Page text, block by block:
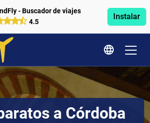
- Buscador de viajes
4.5
Instalar
a Córdoba